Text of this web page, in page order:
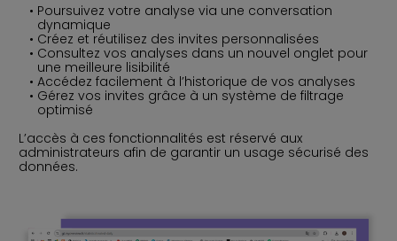
Poursuivez votre analyse via une conversation
dynamique
Créez et réutilisez des invites personnalisées
Consultez vos analyses dans un nouvel onglet pour
une meilleure lisibilité
Accédez facilement à l’historique de vos analyses
Gérez vos invites grâce à un système de filtrage
optimisé
L’accès à ces fonctionnalités est réservé aux
administrateurs afin de garantir un usage sécurisé des
données.